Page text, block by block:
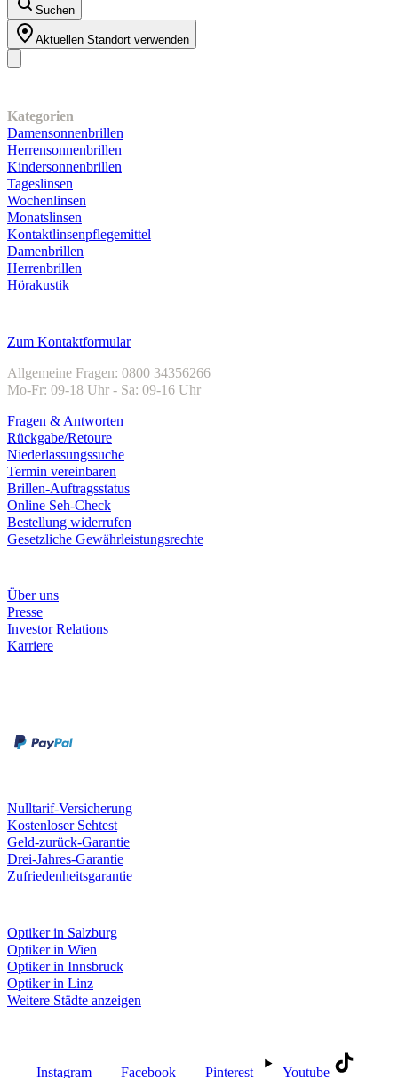
Suchen
Aktuellen Standort verwenden
Kategorien
Damensonnenbrillen
Herrensonnenbrillen
Kindersonnenbrillen
Tageslinsen
Wochenlinsen
Monatslinsen
Kontaktlinsenpflegemittel
Damenbrillen
Herrenbrillen
Hörakustik
Zum Kontaktformular
Allgemeine Fragen: 0800 34356266
Mo-Fr: 09-18 Uhr - Sa: 09-16 Uhr
Fragen & Antworten
Rückgabe/Retoure
Niederlassungssuche
Termin vereinbaren
Brillen-Auftragsstatus
Online Seh-Check
Bestellung widerrufen
Gesetzliche Gewährleistungsrechte
Über uns
Presse
Investor Relations
Karriere
Nulltarif-Versicherung
Kostenloser Sehtest
Geld-zurück-Garantie
Drei-Jahres-Garantie
Zufriedenheitsgarantie
Optiker in Salzburg
Optiker in Wien
Optiker in Innsbruck
Optiker in Linz
Weitere Städte anzeigen
Instagram Facebook Pinterest Youtube